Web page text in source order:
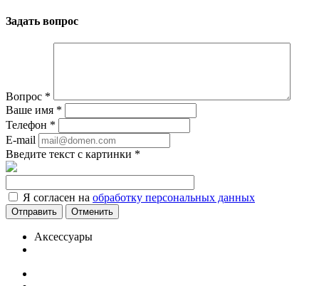
Задать вопрос
Вопрос *
Ваше имя *
Телефон *
E-mail
Введите текст с картинки *
Я согласен на обработку персональных данных
Отменить
Аксессуары